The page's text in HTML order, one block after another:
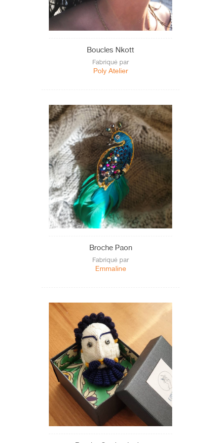
Boucles Nkott
Fabriqué par
Poly Atelier
Broche Paon
Fabriqué par
Emmaline